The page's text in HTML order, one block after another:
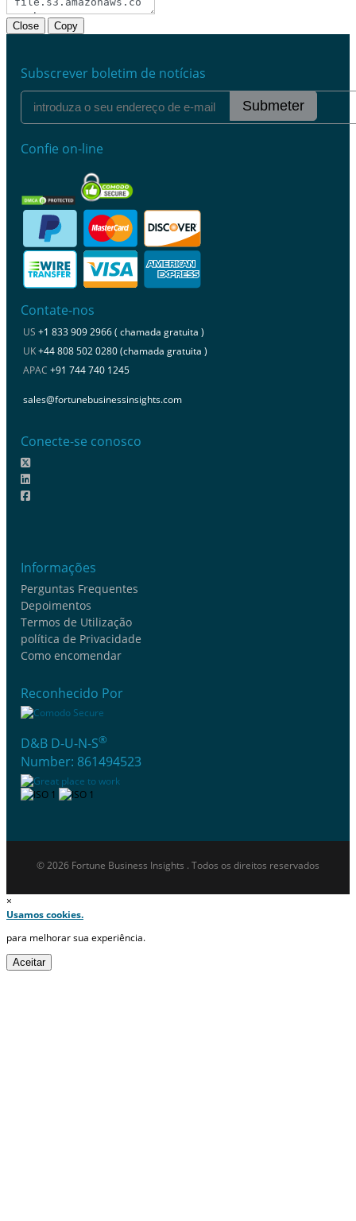
Close Copy
Subscrever boletim de notícias
Submeter
Confie on-line
Contate-nos
US +1 833 909 2966 ( chamada gratuita )
UK+44 808 502 0280 (chamada gratuita )
APAC +91 744 740 1245
sales@fortunebusinessinsights.com
Conecte-se conosco
Informações
Perguntas Frequentes
Depoimentos
Termos de Utilização
política de Privacidade
Como encomendar
Reconhecido Por
D&B D-U-N-S®
Number: 861494523
© 2026 Fortune Business Insights . Todos os direitos reservados
×
Usamos cookies.
para melhorar sua experiência.
Aceitar